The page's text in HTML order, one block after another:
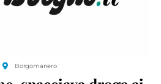
Borgomanero